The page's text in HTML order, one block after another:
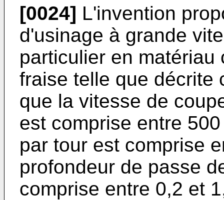
[0024] L'invention
d'usinage à grande
particulier en matériau
fraise telle que décrite
que la vitesse de
est comprise entre
par tour est comprise
profondeur de passe
comprise entre 0,2 et